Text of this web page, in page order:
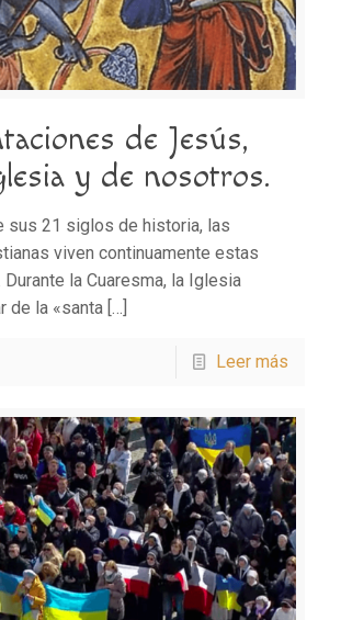
de Jesús,
y de nosotros.
sus 21 siglos de historia, las
viven continuamente estas
la Cuaresma, la Iglesia
de la «santa […]
Leer más